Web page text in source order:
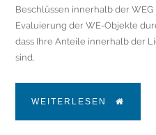
Beschlüssen innerhalb der
Evaluierung der WE-Objekte
dass Ihre Anteile innerhalb der
sind.
WEITERLESEN